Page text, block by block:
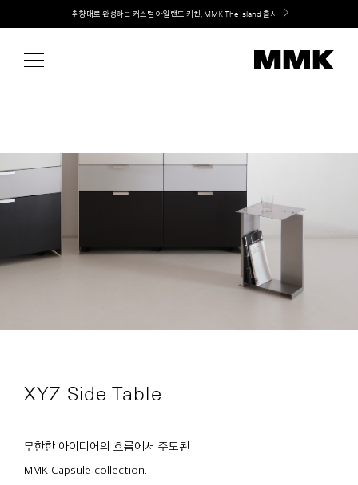
content
Welcome! 신규 회원가입 시 MMK Shop Coupon (총 60만원) 지급
XYZ Side Table
무한한 아이디어의 흐름에서 주도된
MMK Capsule collection.